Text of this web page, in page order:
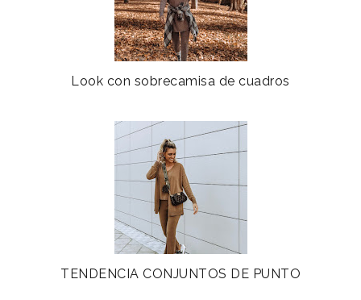
Look con sobrecamisa de cuadros
TENDENCIA CONJUNTOS DE PUNTO